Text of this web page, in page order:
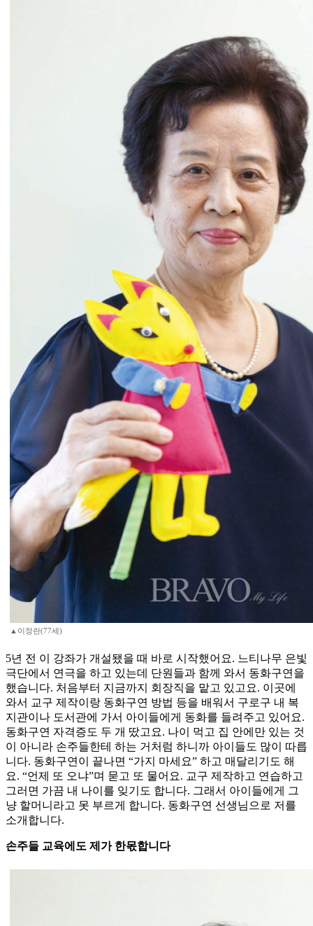
▲이정란(77세)
5년 전 이 강좌가 개설됐을 때 바로 시작했어요. 느티나무 은빛
극단에서 연극을 하고 있는데 단원들과 함께 와서 동화구연을
했습니다. 처음부터 지금까지 회장직을 맡고 있고요. 이곳에
와서 교구 제작이랑 동화구연 방법 등을 배워서 구로구 내 복
지관이나 도서관에 가서 아이들에게 동화를 들려주고 있어요.
동화구연 자격증도 두 개 땄고요. 나이 먹고 집 안에만 있는 것
이 아니라 손주들한테 하는 거처럼 하니까 아이들도 많이 따릅
니다. 동화구연이 끝나면 “가지 마세요” 하고 매달리기도 해
요. “언제 또 오냐”며 묻고 또 물어요. 교구 제작하고 연습하고
그러면 가끔 내 나이를 잊기도 합니다. 그래서 아이들에게 그
냥 할머니라고 못 부르게 합니다. 동화구연 선생님으로 저를
소개합니다.
손주들 교육에도 제가 한몫합니다